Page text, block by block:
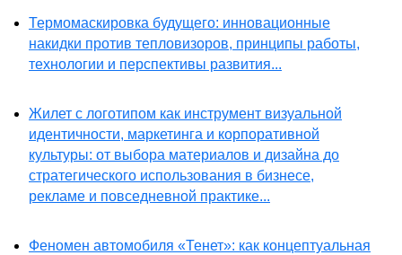
Термомаскировка будущего: инновационные
накидки против тепловизоров, принципы работы,
технологии и перспективы развития...
Жилет с логотипом как инструмент визуальной
идентичности, маркетинга и корпоративной
культуры: от выбора материалов и дизайна до
стратегического использования в бизнесе,
рекламе и повседневной практике...
Феномен автомобиля «Тенет»: как концептуальная